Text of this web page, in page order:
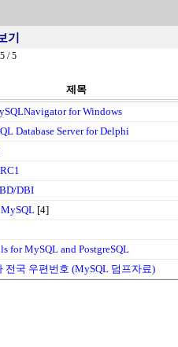
기
/ 5
제목
for Windows
Database Server for Delphi
DBI
[4]
for MySQL and PostgreSQL
전국 우편번호 (MySQL 덤프자료)